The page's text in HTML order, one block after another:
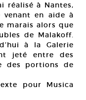
réalisé à Nantes,
venant en aide à
marais alors que
de Malakoff.
à la Galerie
jeté entre des
des portions de
pour Musica